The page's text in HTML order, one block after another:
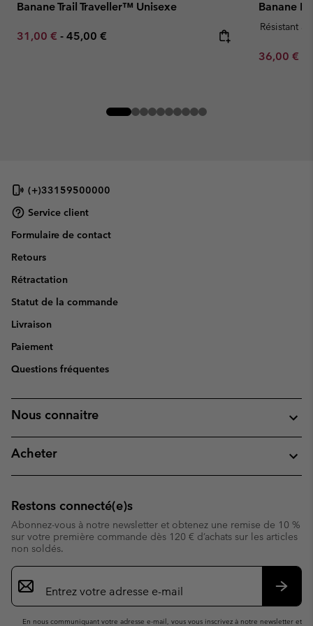
Banane Trail Traveller™ Unisexe
Minimum sale price:
31,00 € - Maximum price:
45,00 €
Banane
Résistant à
Minimum
36,00 €
(+)33159500000
Service client
Formulaire de contact
Retours
Rétractation
Statut de la commande
Livraison
Paiement
Questions fréquentes
Nous connaitre
Acheter
Restons connecté(e)s
Abonnez-vous à notre newsletter et obtenez une remise de 10 %
sur votre première commande dès 120 € d’achats sur les articles
non soldés.
Inscription
par
e-
En nous communiquant votre adresse e-mail, vous vous inscrivez à notre newsletter et